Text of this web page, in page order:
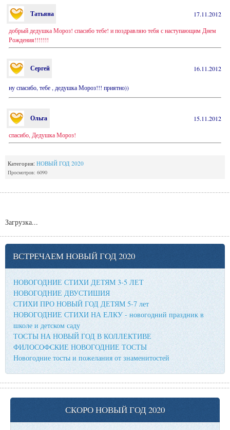
Татьяна
17.11.2012
добрый дедушка Мороз! спасибо тебе! и поздравляю тебя с наступающим Днем
Рождения!!!!!!!
Сергей 16.11.2012
ну спасибо, тебе , дедушка Мороз!!! приятно))
Ольга
15.11.2012
спасибо, Дедушка Мороз!
Категория: НОВЫЙ ГОД 2020
Просмотров: 6090
Загрузка...
ВСТРЕЧАЕМ НОВЫЙ ГОД 2020
НОВОГОДНИЕ СТИХИ ДЕТЯМ 3-5 ЛЕТ
НОВОГОДНИЕ ДВУСТИШИЯ
СТИХИ ПРО НОВЫЙ ГОД ДЕТЯМ 5-7 лет
НОВОГОДНИЕ СТИХИ НА ЕЛКУ - новогодний праздник в
школе и детском саду
ТОСТЫ НА НОВЫЙ ГОД В КОЛЛЕКТИВЕ
ФИЛОСОФСКИЕ НОВОГОДНИЕ ТОСТЫ
Новогодние тосты и пожелания от знаменитостей
СКОРО НОВЫЙ ГОД 2020